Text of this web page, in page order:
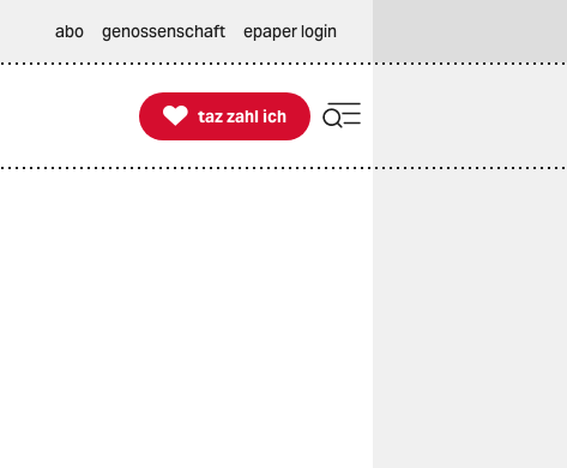
abo genossenschaft epaper login

taz zahl ich
taz zahl ich